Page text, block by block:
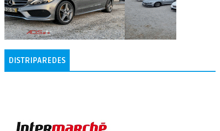
DISTRIPAREDES